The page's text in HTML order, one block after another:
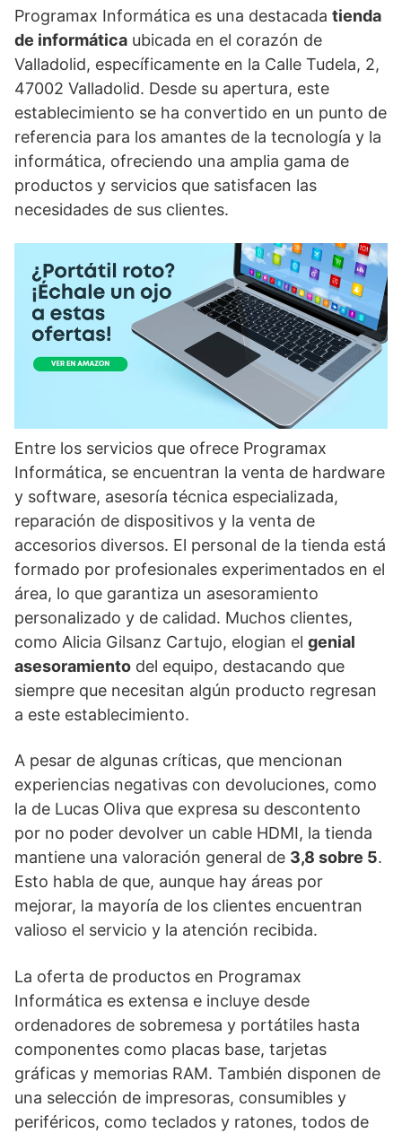
Programax Informática es una destacada tienda
de informática ubicada en el corazón de
Valladolid, específicamente en la Calle Tudela, 2,
47002 Valladolid. Desde su apertura, este
establecimiento se ha convertido en un punto de
referencia para los amantes de la tecnología y la
informática, ofreciendo una amplia gama de
productos y servicios que satisfacen las
necesidades de sus clientes.
Entre los servicios que ofrece Programax
Informática, se encuentran la venta de hardware
y software, asesoría técnica especializada,
reparación de dispositivos y la venta de
accesorios diversos. El personal de la tienda está
formado por profesionales experimentados en el
área, lo que garantiza un asesoramiento
personalizado y de calidad. Muchos clientes,
como Alicia Gilsanz Cartujo, elogian el genial
asesoramiento del equipo, destacando que
siempre que necesitan algún producto regresan
a este establecimiento.
A pesar de algunas críticas, que mencionan
experiencias negativas con devoluciones, como
la de Lucas Oliva que expresa su descontento
por no poder devolver un cable HDMI, la tienda
mantiene una valoración general de 3,8 sobre 5.
Esto habla de que, aunque hay áreas por
mejorar, la mayoría de los clientes encuentran
valioso el servicio y la atención recibida.
La oferta de productos en Programax
Informática es extensa e incluye desde
ordenadores de sobremesa y portátiles hasta
componentes como placas base, tarjetas
gráficas y memorias RAM. También disponen de
una selección de impresoras, consumibles y
periféricos, como teclados y ratones, todos de